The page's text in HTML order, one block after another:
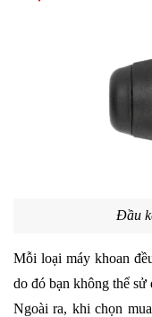
Đầu
Mỗi loại máy khoan
do đó bạn không thể
Ngoài ra, khi chọn